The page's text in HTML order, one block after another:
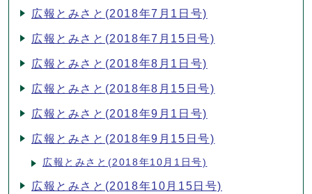
広報とみさと(2018年7月1日号)
広報とみさと(2018年7月15日号)
広報とみさと(2018年8月1日号)
広報とみさと(2018年8月15日号)
広報とみさと(2018年9月1日号)
広報とみさと(2018年9月15日号)
広報とみさと(2018年10月1日号)
広報とみさと(2018年10月15日号)